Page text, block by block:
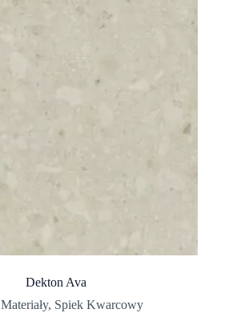
Dekton Ava
Materiały, Spiek Kwarcowy